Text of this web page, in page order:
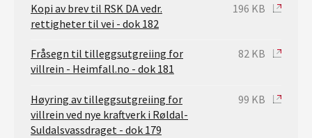
Kopi av brev til RSK DA vedr.
rettigheter til vei - dok 182
196 KB
Fråsegn til tilleggsutgreiing for
villrein - Heimfall.no - dok 181
82 KB
Høyring av tilleggsutgreiing for
villrein ved nye kraftverk i Røldal-
Suldalsvassdraget - dok 179
99 KB